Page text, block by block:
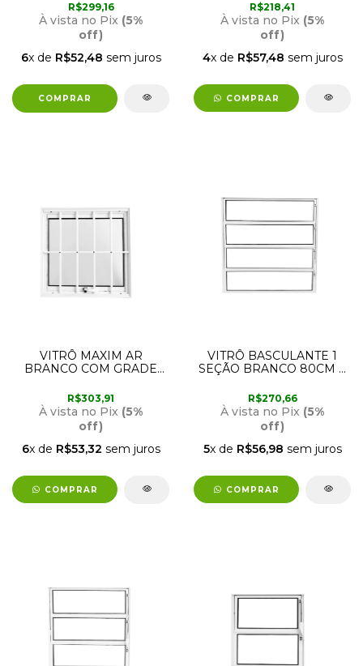
R$299,16
À vista no Pix (5%
off)
6x de R$52,48 sem juros
R$218,41
À vista no Pix (5%
off)
4x de R$57,48 sem juros
COMPRAR
VITRÔ MAXIM AR
BRANCO COM GRADE
R$303,91
À vista no Pix (5%
off)
6x de R$53,32 sem juros
COMPRAR
VITRÔ BASCULANTE 1
SEÇÃO BRANCO 80CM X
R$270,66
À vista no Pix (5%
off)
5x de R$56,98 sem juros
COMPRAR